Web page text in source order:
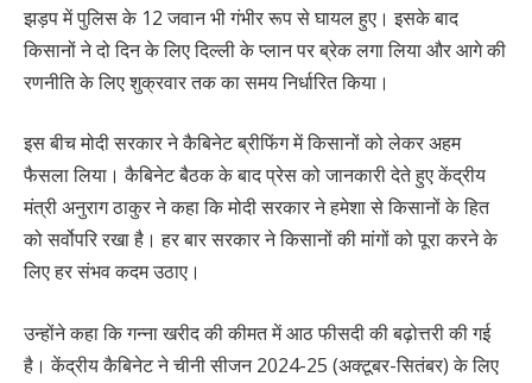
झड़प में पुलिस के 12 जवान भी गंभीर रूप से घायल हुए। इसके बाद
किसानों ने दो दिन के लिए दिल्ली के प्लान पर ब्रेक लगा लिया और आगे की
रणनीति के लिए शुक्रवार तक का समय निर्धारित किया।
इस बीच मोदी सरकार ने कैबिनेट ब्रीफिंग में किसानों को लेकर अहम
फैसला लिया। कैबिनेट बैठक के बाद प्रेस को जानकारी देते हुए केंद्रीय
मंत्री अनुराग ठाकुर ने कहा कि मोदी सरकार ने हमेशा से किसानों के हित
को सर्वोपरि रखा है। हर बार सरकार ने किसानों की मांगों को पूरा करने के
लिए हर संभव कदम उठाए।
उन्होंने कहा कि गन्ना खरीद की कीमत में आठ फीसदी की बढ़ोत्तरी की गई
है। केंद्रीय कैबिनेट ने चीनी सीजन 2024-25 (अक्टूबर-सितंबर) के लिए